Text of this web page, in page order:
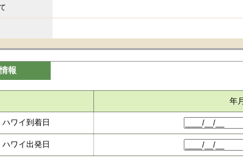
報
年
ハワイ到着日
ハワイ出発日